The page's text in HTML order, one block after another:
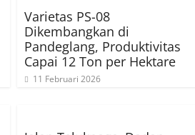
Varietas PS-08
Dikembangkan di
Pandeglang, Produktivitas
Capai 12 Ton per Hektare
11 Februari 2026